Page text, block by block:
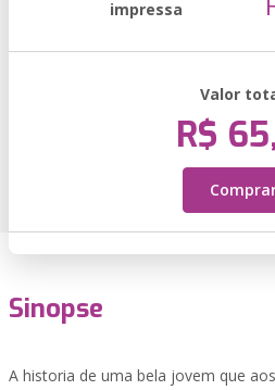
impressa
Valor
R$
Sinopse
A historia de uma bela jovem que